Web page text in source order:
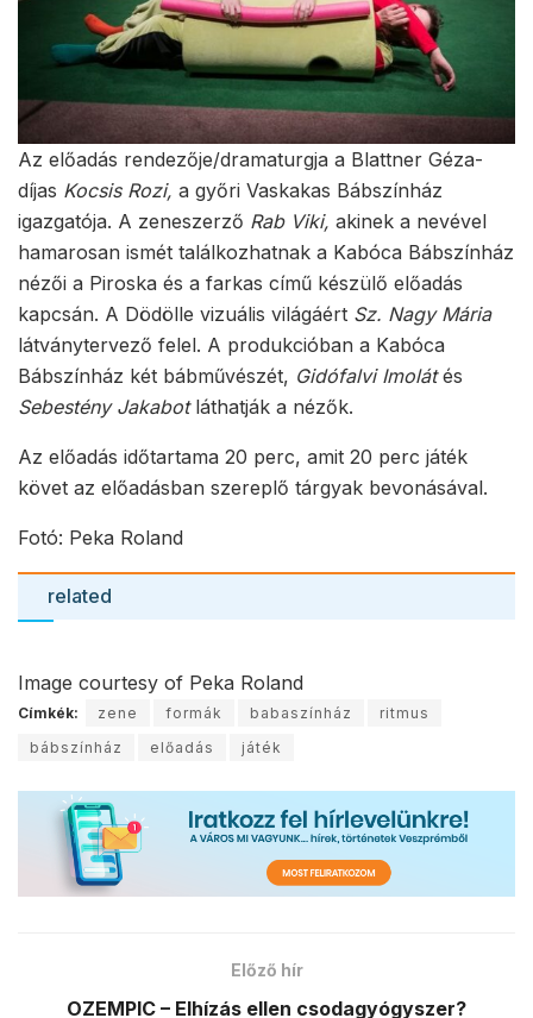
Az előadás rendezője/dramaturgja a Blattner Géza-
díjas Kocsis Rozi, a győri Vaskakas Bábszínház
igazgatója. A zeneszerző Rab Viki, akinek a nevével
hamarosan ismét találkozhatnak a Kabóca Bábszínház
nézői a Piroska és a farkas című készülő előadás
kapcsán. A Dödölle vizuális világáért Sz. Nagy Mária
látványtervező felel. A produkcióban a Kabóca
Bábszínház két bábművészét, Gidófalvi Imolátés
Sebestény Jakabotláthatják a nézők.
Az előadás időtartama 20 perc, amit 20 perc játék
követ az előadásban szereplő tárgyak bevonásával.
Fotó: Peka Roland
related
Image courtesy of Peka Roland
Címkék: zene formák babaszínház
ritmus
bábszínház
előadás játék
Előző hír
OZEMPIC – Elhízás ellen csodagyógyszer?